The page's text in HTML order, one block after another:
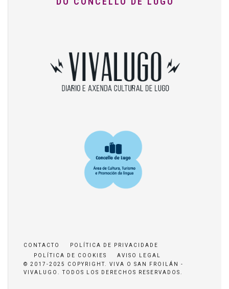
CONTACTO
POLÍTICA DE PRIVACIDADE
POLÍTICA DE COOKIES
AVISO LEGAL
© 2017-2025 COPYRIGHT. VIVA O SAN FROILÁN -
VIVALUGO. TODOS LOS DERECHOS RESERVADOS.